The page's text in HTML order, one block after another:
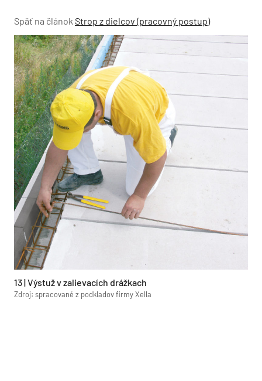
Späť na článok Strop z dielcov (pracovný postup)
13 | Výstuž v zalievacích drážkach
Zdroj: spracované z podkladov firmy Xella